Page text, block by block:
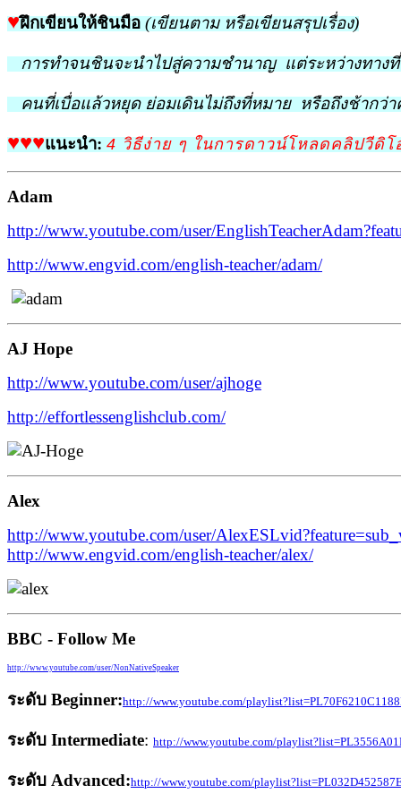
♥ฝึกเขียนให้ชินมือ(เขียนตาม หรือเขียนสรุปเรื่อง)
การทำจนชินจะนำไปสู่ความชำนาญ แต่ระหว่างทางที่จ
คนที่เบื่อแล้วหยุด ย่อมเดินไม่ถึงที่หมาย หรือถึงช้ากว่า
♥♥♥แนะนำ: 4 วิธีง่าย ๆ ในการดาวน์โหลดคลิปวีดิโ
Adam
http://www.youtube.com/user/
http://www.engvid.com/english-teacher/adam/
AJ Hope
http://www.youtube.com/user/ajhoge
http://effortlessenglishclub.com/
Alex
http://www.youtube.com/user/
http://www.engvid.com/english-teacher/alex/
BBC - Follow Me
http://www.youtube.com/user/NonNativeSpeaker
ระดับ Beginner:http://www.youtube.com/
ระดับ Intermediate: http://www.youtube.com/
ระดับ Advanced:http://www.youtube.com/